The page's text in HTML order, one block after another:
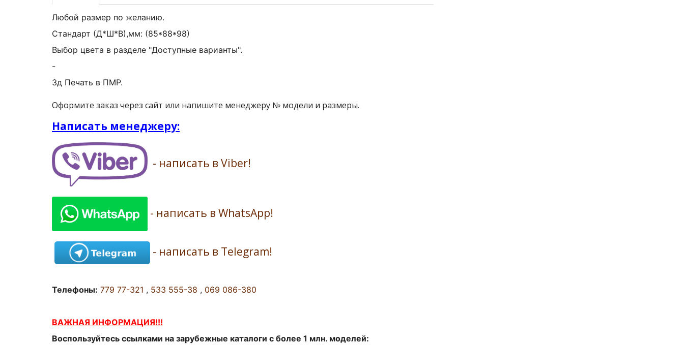
Любой размер по желанию.
Стандарт (Д*Ш*В),мм: (85*88*98)
Выбор цвета в разделе "Доступные варианты".
-
3д Печать в ПМР.
Оформите заказ через сайт или напишите менеджеру № модели и размеры.
Написать менеджеру:
- написать в Viber!
- написать в WhatsApp!
- написать в Telegram!
Телефоны: 779 77-321 , 533 555-38 , 069 086-380
ВАЖНАЯ ИНФОРМАЦИЯ!!!
Воспользуйтесь ссылками на зарубежные каталоги с более 1 млн. моделей: